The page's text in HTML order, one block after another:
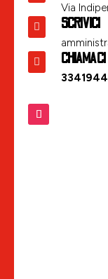
Via
 SCRIVICI
 CHIAMACI